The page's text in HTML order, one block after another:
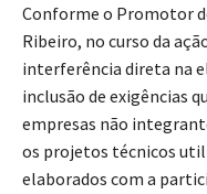
Conforme o Promotor
Ribeiro, no curso da
interferência direta na
inclusão de exigências
empresas não
os projetos técnicos
elaborados com a